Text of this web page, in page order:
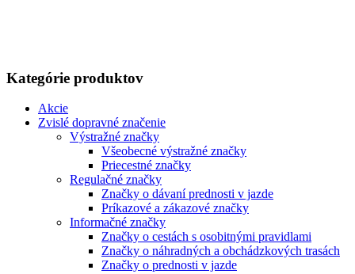
Kategórie produktov
Akcie
Zvislé dopravné značenie
Výstražné značky
Všeobecné výstražné značky
Priecestné značky
Regulačné značky
Značky o dávaní prednosti v jazde
Príkazové a zákazové značky
Informačné značky
Značky o cestách s osobitnými pravidlami
Značky o náhradných a obchádzkových trasách
Značky o prednosti v jazde